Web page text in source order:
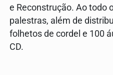
e Reconstrução. Ao todo
palestras, além de
folhetos de cordel e 100
CD.